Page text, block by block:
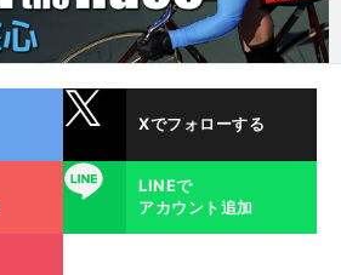
Xでフォローする
LINE
LINEで
アカウント追加